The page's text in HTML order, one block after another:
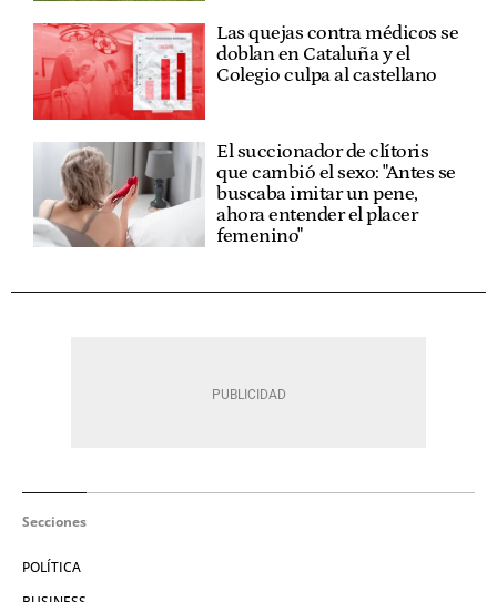
Las quejas contra médicos se
doblan en Cataluña y el
Colegio culpa al castellano
El succionador de clítoris
que cambió el sexo: "Antes se
buscaba imitar un pene,
ahora entender el placer
femenino"
Secciones
POLÍTICA